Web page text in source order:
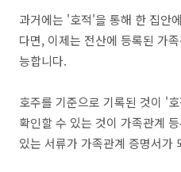
과거에는 '호적'을 통해 한 집안
다면, 이제는 전산에 등록된 가
능합니다.
호주를 기준으로 기록된 것이 '
확인할 수 있는 것이 가족관계
있는 서류가 가족관계 증명서가